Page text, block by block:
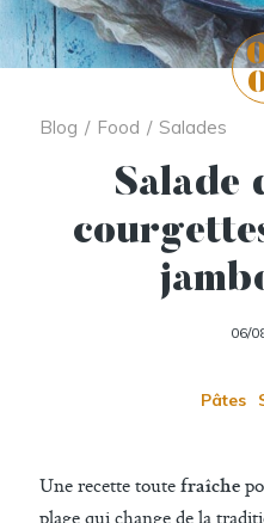
Blog / Food / Salades
Salade
06/
Pâtes
Une recette toute fraîche
plage qui change de la